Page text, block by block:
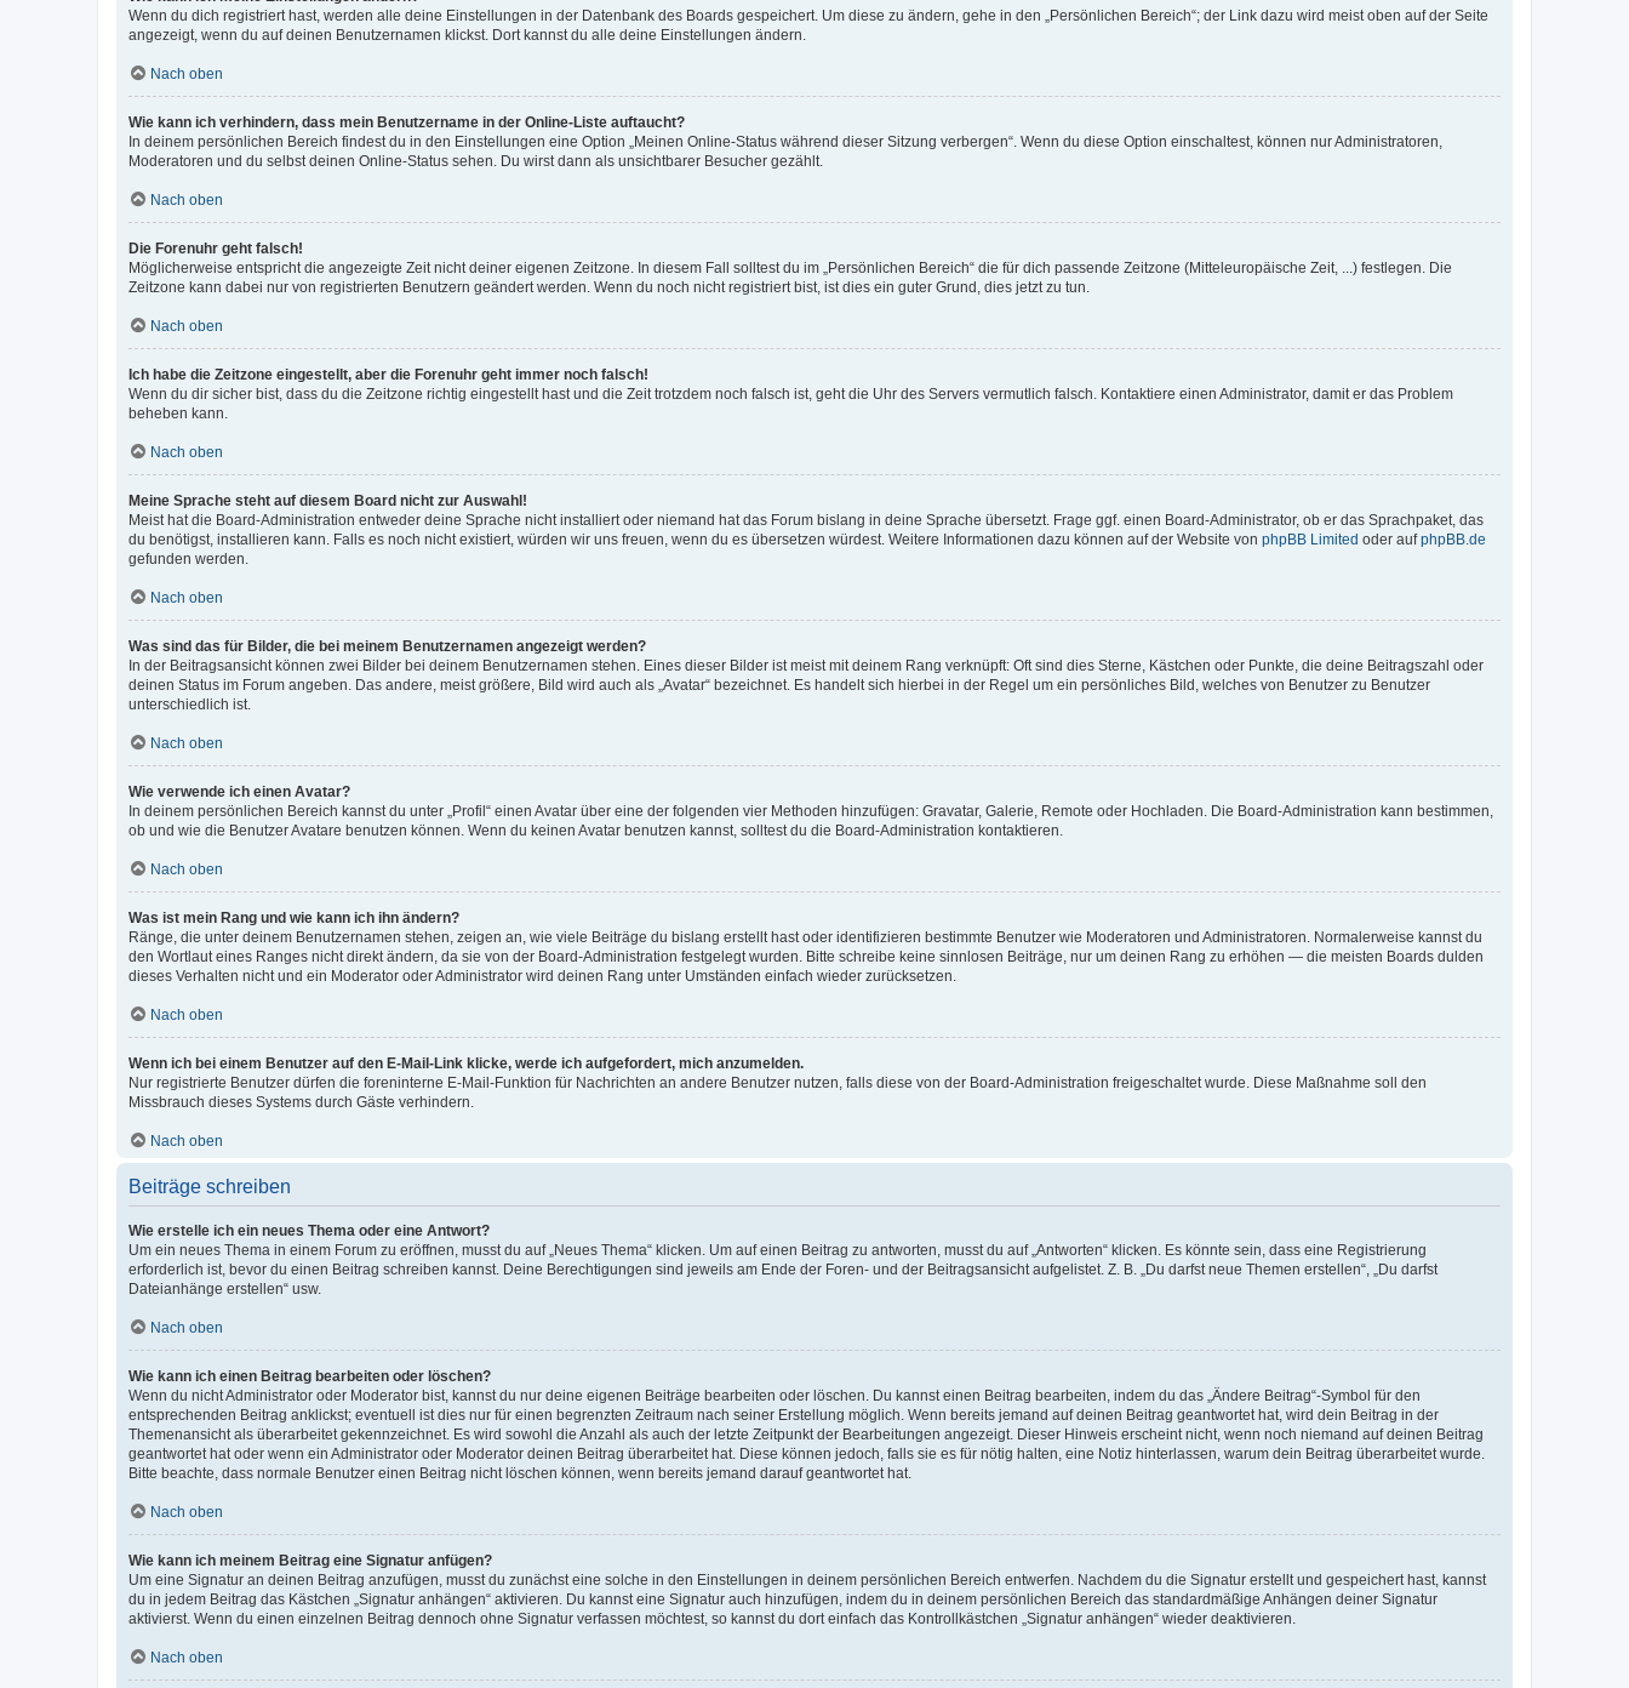
Wenn du dich registriert hast, werden alle deine Einstellungen in der Datenbank des Boards gespeichert. Um diese zu ändern, gehe in den „Persönlichen Bereich“; der Link dazu wird meist oben auf der Seite
angezeigt, wenn du auf deinen Benutzernamen klickst. Dort kannst du alle deine Einstellungen ändern.
Nach oben
Wie kann ich verhindern, dass mein Benutzername in der Online-Liste auftaucht?
In deinem persönlichen Bereich findest du in den Einstellungen eine Option „Meinen Online-Status während dieser Sitzung verbergen“. Wenn du diese Option einschaltest, können nur Administratoren,
Moderatoren und du selbst deinen Online-Status sehen. Du wirst dann als unsichtbarer Besucher gezählt.
Nach oben
Die Forenuhr geht falsch!
Möglicherweise entspricht die angezeigte Zeit nicht deiner eigenen Zeitzone. In diesem Fall solltest du im „Persönlichen Bereich“ die für dich passende Zeitzone (Mitteleuropäische Zeit, ...) festlegen. Die
Zeitzone kann dabei nur von registrierten Benutzern geändert werden. Wenn du noch nicht registriert bist, ist dies ein guter Grund, dies jetzt zu tun.
Nach oben
Ich habe die Zeitzone eingestellt, aber die Forenuhr geht immer noch falsch!
Wenn du dir sicher bist, dass du die Zeitzone richtig eingestellt hast und die Zeit trotzdem noch falsch ist, geht die Uhr des Servers vermutlich falsch. Kontaktiere einen Administrator, damit er das Problem
beheben kann.
Nach oben
Meine Sprache steht auf diesem Board nicht zur Auswahl!
Meist hat die Board-Administration entweder deine Sprache nicht installiert oder niemand hat das Forum bislang in deine Sprache übersetzt. Frage ggf. einen Board-Administrator, ob er das Sprachpaket, das
du benötigst, installieren kann. Falls es noch nicht existiert, würden wir uns freuen, wenn du es übersetzen würdest. Weitere Informationen dazu können auf der Website von phpBB Limited oder aufphpBB.de
gefunden werden.
Nach oben
Was sind das für Bilder, die bei meinem Benutzernamen angezeigt werden?
In der Beitragsansicht können zwei Bilder bei deinem Benutzernamen stehen. Eines dieser Bilder ist meist mit deinem Rang verknüpft: Oft sind dies Sterne, Kästchen oder Punkte, die deine Beitragszahl oder
deinen Status im Forum angeben. Das andere, meist größere, Bild wird auch als „Avatar“ bezeichnet. Es handelt sich hierbei in der Regel um ein persönliches Bild, welches von Benutzer zu Benutzer
unterschiedlich ist.
Nach oben
Wie verwende ich einen Avatar?
In deinem persönlichen Bereich kannst du unter „Profil“ einen Avatar über eine der folgenden vier Methoden hinzufügen: Gravatar, Galerie, Remote oder Hochladen. Die Board-Administration kann bestimmen,
ob und wie die Benutzer Avatare benutzen können. Wenn du keinen Avatar benutzen kannst, solltest du die Board-Administration kontaktieren.
Nach oben
Was ist mein Rang und wie kann ich ihn ändern?
Ränge, die unter deinem Benutzernamen stehen, zeigen an, wie viele Beiträge du bislang erstellt hast oder identifizieren bestimmte Benutzer wie Moderatoren und Administratoren. Normalerweise kannst du
den Wortlaut eines Ranges nicht direkt ändern, da sie von der Board-Administration festgelegt wurden. Bitte schreibe keine sinnlosen Beiträge, nur um deinen Rang zu erhöhen — die meisten Boards dulden
dieses Verhalten nicht und ein Moderator oder Administrator wird deinen Rang unter Umständen einfach wieder zurücksetzen.
Nach oben
Wenn ich bei einem Benutzer auf den E-Mail-Link klicke, werde ich aufgefordert, mich anzumelden.
Nur registrierte Benutzer dürfen die foreninterne E-Mail-Funktion für Nachrichten an andere Benutzer nutzen, falls diese von der Board-Administration freigeschaltet wurde. Diese Maßnahme soll den
Missbrauch dieses Systems durch Gäste verhindern.
Nach oben
Beiträge schreiben
Wie erstelle ich ein neues Thema oder eine Antwort?
Um ein neues Thema in einem Forum zu eröffnen, musst du auf „Neues Thema“ klicken. Um auf einen Beitrag zu antworten, musst du auf „Antworten“ klicken. Es könnte sein, dass eine Registrierung
erforderlich ist, bevor du einen Beitrag schreiben kannst. Deine Berechtigungen sind jeweils am Ende der Foren- und der Beitragsansicht aufgelistet. Z. B. „Du darfst neue Themen erstellen“, „Du darfst
Dateianhänge erstellen“ usw.
Nach oben
Wie kann ich einen Beitrag bearbeiten oder löschen?
Wenn du nicht Administrator oder Moderator bist, kannst du nur deine eigenen Beiträge bearbeiten oder löschen. Du kannst einen Beitrag bearbeiten, indem du das „Ändere Beitrag“-Symbol für den
entsprechenden Beitrag anklickst; eventuell ist dies nur für einen begrenzten Zeitraum nach seiner Erstellung möglich. Wenn bereits jemand auf deinen Beitrag geantwortet hat, wird dein Beitrag in der
Themenansicht als überarbeitet gekennzeichnet. Es wird sowohl die Anzahl als auch der letzte Zeitpunkt der Bearbeitungen angezeigt. Dieser Hinweis erscheint nicht, wenn noch niemand auf deinen Beitrag
geantwortet hat oder wenn ein Administrator oder Moderator deinen Beitrag überarbeitet hat. Diese können jedoch, falls sie es für nötig halten, eine Notiz hinterlassen, warum dein Beitrag überarbeitet wurde.
Bitte beachte, dass normale Benutzer einen Beitrag nicht löschen können, wenn bereits jemand darauf geantwortet hat.
Nach oben
Wie kann ich meinem Beitrag eine Signatur anfügen?
Um eine Signatur an deinen Beitrag anzufügen, musst du zunächst eine solche in den Einstellungen in deinem persönlichen Bereich entwerfen. Nachdem du die Signatur erstellt und gespeichert hast, kannst
du in jedem Beitrag das Kästchen „Signatur anhängen“ aktivieren. Du kannst eine Signatur auch hinzufügen, indem du in deinem persönlichen Bereich das standardmäßige Anhängen deiner Signatur
aktivierst. Wenn du einen einzelnen Beitrag dennoch ohne Signatur verfassen möchtest, so kannst du dort einfach das Kontrollkästchen „Signatur anhängen“ wieder deaktivieren.
Nach oben